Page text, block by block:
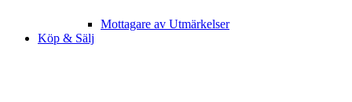
Mottagare av Utmärkelser
Köp & Sälj